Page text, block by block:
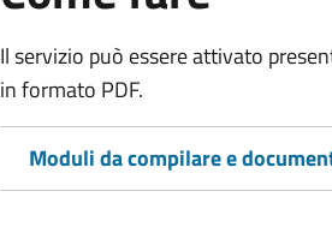
Il servizio può essere attivato
in formato PDF.
Moduli da compilare e